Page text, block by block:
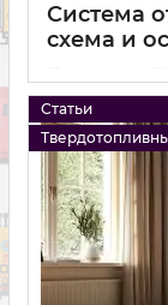
Система
схема и
Статьи